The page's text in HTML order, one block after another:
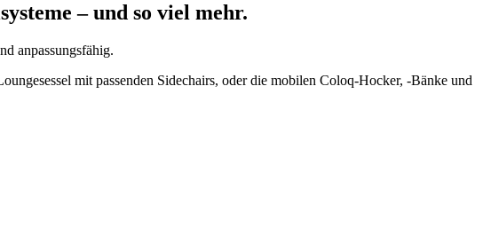
– und so viel mehr.
anpassungsfähig.
mit passenden Sidechairs, oder die mobilen Coloq-Hocker, -Bänke und